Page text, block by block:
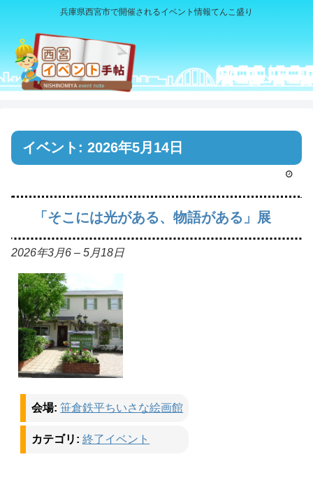
兵庫県西宮市で開催されるイベント情報てんこ盛り
イベント: 2026年5月14日
「そこには光がある、物語がある」展
2026年3月6 – 5月18日
会場: 笹倉鉄平ちいさな絵画館
カテゴリ: 終了イベント